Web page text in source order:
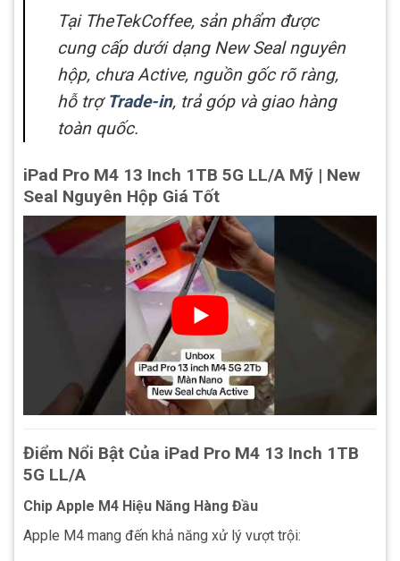
Tại TheTekCoffee, sản phẩm được
cung cấp dưới dạng New Seal nguyên
hộp, chưa Active, nguồn gốc rõ ràng,
hỗ trợ Trade-in, trả góp và giao hàng
toàn quốc.
iPad Pro M4 13 Inch 1TB 5G LL/A Mỹ | New
Seal Nguyên Hộp Giá Tốt
Điểm Nổi Bật Của iPad Pro M4 13 Inch 1TB
5G LL/A
Chip Apple M4 Hiệu Năng Hàng Đầu
Apple M4 mang đến khả năng xử lý vượt trội: